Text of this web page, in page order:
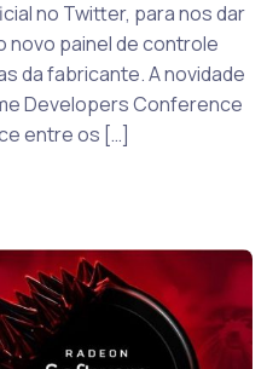
no Twitter, para nos dar
novo painel de controle
da fabricante. A novidade
Developers Conference
entre os […]